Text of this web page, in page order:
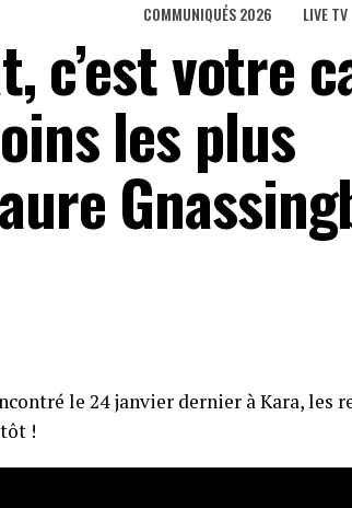
COMMUNIQUÉS 2026 LIVE TV
c’est votre
les plus
le 24 janvier dernier à Kara, les
!